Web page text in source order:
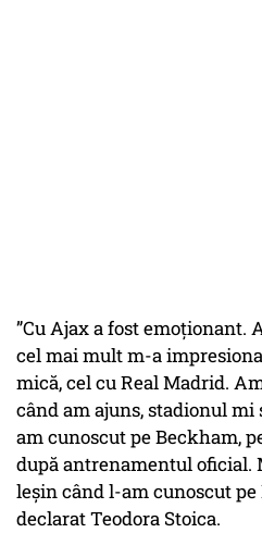
”Cu Ajax a fost emoționant.
cel mai mult m-a
mică, cel cu Real Madrid.
când am ajuns, stadionul mi
am cunoscut pe Beckham,
după antrenamentul oficial.
leșin când l-am cunoscut pe
declarat Teodora Stoica.